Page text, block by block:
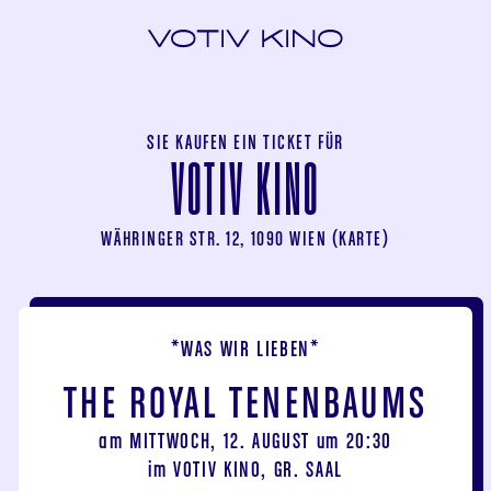
SIE KAUFEN EIN TICKET FÜR
VOTIV KINO
WÄHRINGER STR. 12, 1090 WIEN (KARTE)
*WAS WIR LIEBEN*
THE ROYAL TENENBAUMS
am MITTWOCH, 12. AUGUST um 20:30
im VOTIV KINO, GR. SAAL